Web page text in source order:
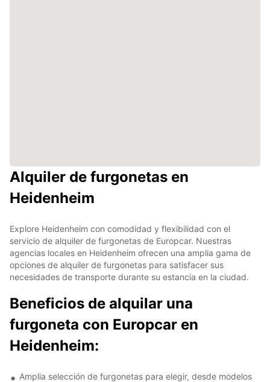
Alquiler de furgonetas en
Heidenheim
Explore Heidenheim con comodidad y flexibilidad con el
servicio de alquiler de furgonetas de Europcar. Nuestras
agencias locales en Heidenheim ofrecen una amplia gama de
opciones de alquiler de furgonetas para satisfacer sus
necesidades de transporte durante su estancia en la ciudad.
Beneficios de alquilar una
furgoneta con Europcar en
Heidenheim:
Amplia selección de furgonetas para elegir, desde modelos